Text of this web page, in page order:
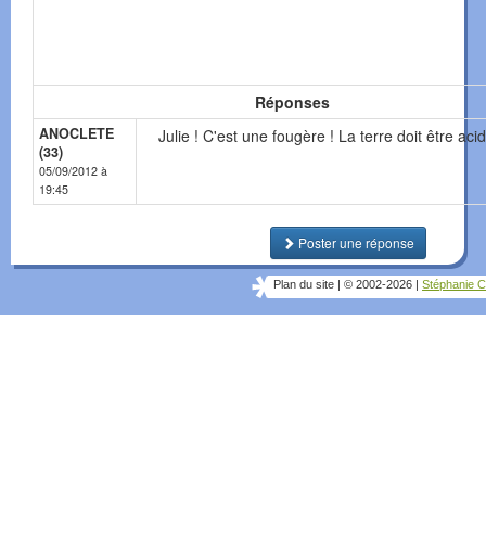
Réponses
ANOCLETE
(33)
05/09/2012 à
19:45
Julie ! C'est une fougère ! La terre doit être
Poster une réponse
Plan du site © 2002-2026 Stéphanie C